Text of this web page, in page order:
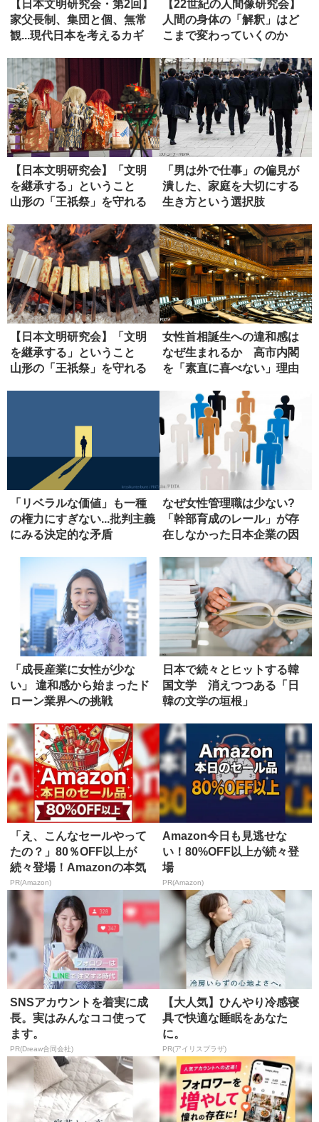
【日本文明研究会・第2回】
家父長制、集団と個、無常
観...現代日本を考えるカギ
【22世紀の人間像研究会】
人間の身体の「解釈」はど
こまで変わっていくのか
【日本文明研究会】「文明
を継承する」ということ
山形の「王祇祭」を守れる
「男は外で仕事」の偏見が
潰した、家庭を大切にする
生き方という選択肢
【日本文明研究会】「文明
を継承する」ということ
山形の「王祇祭」を守れる
女性首相誕生への違和感は
なぜ生まれるか 高市内閣
を「素直に喜べない」理由
「リベラルな価値」も一種
の権力にすぎない...批判主義
にみる決定的な矛盾
なぜ女性管理職は少ない?
「幹部育成のレール」が存
在しなかった日本企業の因
「成長産業に女性が少な
い」 違和感から始まったド
ローン業界への挑戦
日本で続々とヒットする韓
国文学 消えつつある「日
韓の文学の垣根」
「え、こんなセールやって
たの？」80％OFF以上が
続々登場！Amazonの本気
が...
PR(Amazon)
Amazon今日も見逃せな
い！80%OFF以上が続々登
場
PR(Amazon)
SNSアカウントを着実に成
長。実はみんなココ使って
ます。
PR(Dreaw合同会社)
【大人気】ひんやり冷感寝
具で快適な睡眠をあなた
に。
PR(アイリスプラザ)